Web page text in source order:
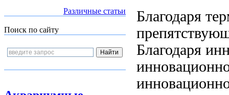
Различные статьи
Поиск по сайту
Благодаря
Благодаря